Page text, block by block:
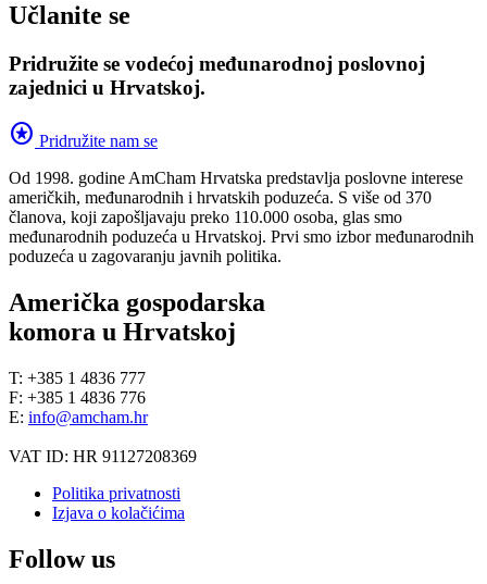
Učlanite se
Pridružite se vodećoj međunarodnoj poslovnoj
zajednici u Hrvatskoj.
stars Pridružite nam se
Od 1998. godine AmCham Hrvatska predstavlja poslovne interese
američkih, međunarodnih i hrvatskih poduzeća. S više od 370
članova, koji zapošljavaju preko 110.000 osoba, glas smo
međunarodnih poduzeća u Hrvatskoj. Prvi smo izbor međunarodnih
poduzeća u zagovaranju javnih politika.
Američka gospodarska
komora u Hrvatskoj
T: +385 1 4836 777
F: +385 1 4836 776
E: info@amcham.hr
VAT ID: HR 91127208369
Politika privatnosti
Izjava o kolačićima
Follow us